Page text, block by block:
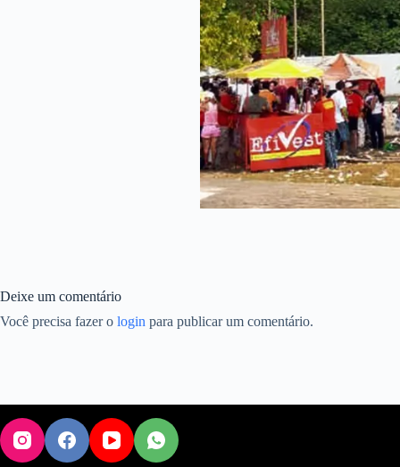
Deixe um comentário
Você precisa fazer o login para publicar um comentário.